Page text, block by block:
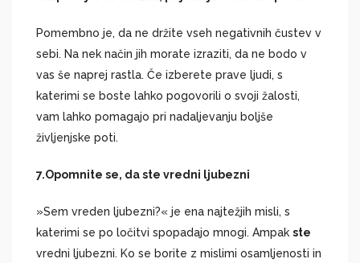
Pomembno je, da ne držite vseh negativnih čustev v
sebi. Na nek način jih morate izraziti, da ne bodo v
vas še naprej rastla. Če izberete prave ljudi, s
katerimi se boste lahko pogovorili o svoji žalosti,
vam lahko pomagajo pri nadaljevanju boljše
življenjske poti.
7.Opomnite se, da ste vredni ljubezni
»Sem vreden ljubezni?« je ena najtežjih misli, s
katerimi se po ločitvi spopadajo mnogi. Ampak ste
vredni ljubezni. Ko se borite z mislimi osamljenosti in